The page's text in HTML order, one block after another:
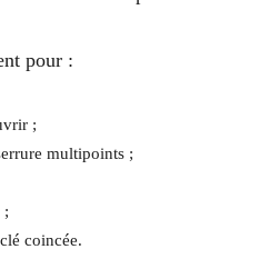
pour :
;
multipoints ;
;
coincée.